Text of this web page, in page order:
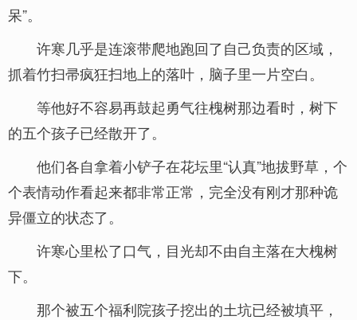
呆”。
许寒几乎是连滚带爬地跑回了自己负责的区域，
抓着竹扫帚疯狂扫地上的落叶，脑子里一片空白。
等他好不容易再鼓起勇气往槐树那边看时，树下
的五个孩子已经散开了。
他们各自拿着小铲子在花坛里“认真”地拔野草，个
个表情动作看起来都非常正常，完全没有刚才那种诡
异僵立的状态了。
许寒心里松了口气，目光却不由自主落在大槐树
下。
那个被五个福利院孩子挖出的土坑已经被填平，